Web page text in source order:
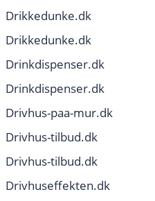
Drikkedunke.dk
Drikkedunke.dk
Drinkdispenser.dk
Drinkdispenser.dk
Drivhus-paa-mur.dk
Drivhus-tilbud.dk
Drivhus-tilbud.dk
Drivhuseffekten.dk